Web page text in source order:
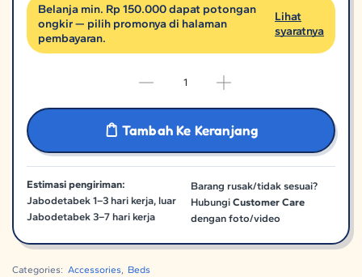
Belanja min. Rp 150.000 dapat potongan
ongkir — pilih promonya di halaman
pembayaran.
Lihat
syaratnya
Tambah Ke Keranjang
Estimasi pengiriman:
Jabodetabek 1–3 hari kerja, luar
Jabodetabek 3–7 hari kerja
Barang rusak/tidak sesuai?
HubungiCustomer Care
dengan foto/video
Categories: Accessories, Beds